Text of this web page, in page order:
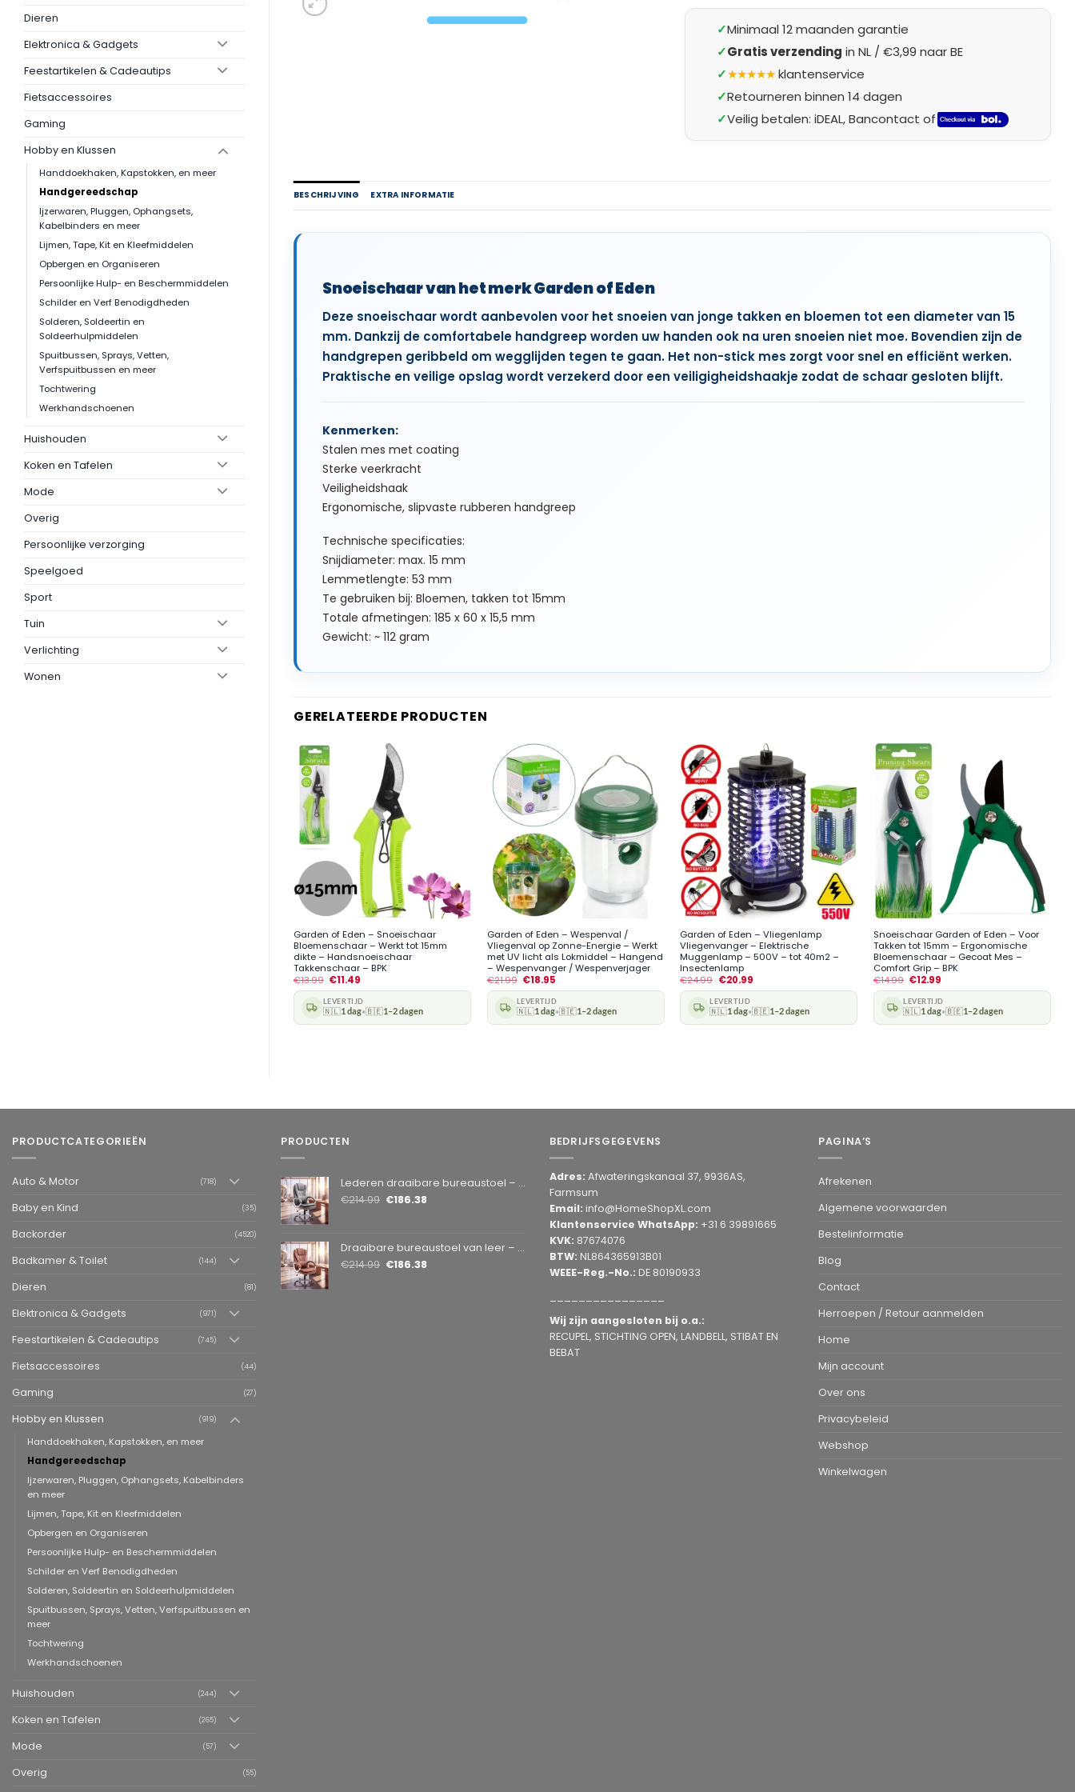
Dieren
Elektronica & Gadgets
Feestartikelen & Cadeautips
Fietsaccessoires
Gaming
Hobby en Klussen
Handdoekhaken, Kapstokken, en meer
Handgereedschap
Ijzerwaren, Pluggen, Ophangsets,
Kabelbinders en meer
Lijmen, Tape, Kit en Kleefmiddelen
Opbergen en Organiseren
Persoonlijke Hulp- en Beschermmiddelen
Schilder en Verf Benodigdheden
Solderen, Soldeertin en
Soldeerhulpmiddelen
Spuitbussen, Sprays, Vetten,
Verfspuitbussen en meer
Tochtwering
Werkhandschoenen
Huishouden
Koken en Tafelen
Mode
Overig
Persoonlijke verzorging
Speelgoed
Sport
Tuin
Verlichting
Wonen
✓Minimaal 12 maanden garantie
✓Gratis verzending in NL / €3,99 naar BE
✓★★★★★klantenservice
✓Retourneren binnen 14 dagen
✓Veilig betalen: iDEAL, Bancontact of
BESCHRIJVING EXTRA INFORMATIE
Snoeischaar van het merk Garden of Eden
Deze snoeischaar wordt aanbevolen voor het snoeien van jonge takken en bloemen tot een diameter van 15
mm. Dankzij de comfortabele handgreep worden uw handen ook na uren snoeien niet moe. Bovendien zijn de
handgrepen geribbeld om wegglijden tegen te gaan. Het non-stick mes zorgt voor snel en efficiënt werken.
Praktische en veilige opslag wordt verzekerd door een veiligigheidshaakje zodat de schaar gesloten blijft.
Kenmerken:
Stalen mes met coating
Sterke veerkracht
Veiligheidshaak
Ergonomische, slipvaste rubberen handgreep
Technische specificaties:
Snijdiameter: max. 15 mm
Lemmetlengte: 53 mm
Te gebruiken bij: Bloemen, takken tot 15mm
Totale afmetingen: 185 x 60 x 15,5 mm
Gewicht: ~ 112 gram
GERELATEERDE PRODUCTEN
Garden of Eden – Snoeischaar
Bloemenschaar – Werkt tot 15mm
dikte – Handsnoeischaar
Takkenschaar – BPK
€13.99 €11.49
LEVERTIJD
🇳🇱1 dag•🇧🇪1–2 dagen
+
Garden of Eden – Wespenval /
Vliegenval op Zonne-Energie – Werkt
met UV licht als Lokmiddel – Hangend
– Wespenvanger / Wespenverjager
€21.99 €18.95
LEVERTIJD
🇳🇱1 dag•🇧🇪1–2 dagen
+
Garden of Eden – Vliegenlamp
Vliegenvanger – Elektrische
Muggenlamp – 500V – tot 40m2 –
Insectenlamp
€24.99 €20.99
LEVERTIJD
🇳🇱1 dag•🇧🇪1–2 dagen
+
Snoeischaar Garden of Eden – Voor
Takken tot 15mm – Ergonomische
Bloemenschaar – Gecoat Mes –
Comfort Grip – BPK
€14.99 €12.99
LEVERTIJD
🇳🇱1 dag•🇧🇪1–2 dagen
PRODUCTCATEGORIEËN
Auto & Motor (718)
Baby en Kind (35)
Backorder (4520)
Badkamer & Toilet (144)
Dieren (81)
Elektronica & Gadgets (971)
Feestartikelen & Cadeautips (745)
Fietsaccessoires (44)
Gaming (27)
Hobby en Klussen (919)
Handdoekhaken, Kapstokken, en meer
Handgereedschap
Ijzerwaren, Pluggen, Ophangsets, Kabelbinders
en meer
Lijmen, Tape, Kit en Kleefmiddelen
Opbergen en Organiseren
Persoonlijke Hulp- en Beschermmiddelen
Schilder en Verf Benodigdheden
Solderen, Soldeertin en Soldeerhulpmiddelen
Spuitbussen, Sprays, Vetten, Verfspuitbussen en
meer
Tochtwering
Werkhandschoenen
Huishouden (244)
Koken en Tafelen (265)
Mode (57)
Overig (55)
PRODUCTEN
Lederen draaibare bureaustoel – Grijs 1 Stuks [BMD1107GY]
€214.99 €186.38
Draaibare bureaustoel van leer – bruin 1 Stuks [BMD1107BR]
€214.99 €186.38
BEDRIJFSGEGEVENS
Adres: Afwateringskanaal 37, 9936AS,
Farmsum
Email: info@HomeShopXL.com
Klantenservice WhatsApp: +31 6 39891665
KVK: 87674076
BTW: NL864365913B01
WEEE-Reg.-No.: DE 80190933
Wij zijn aangesloten bij o.a.:
RECUPEL, STICHTING OPEN, LANDBELL, STIBAT EN
BEBAT
PAGINA’S
Afrekenen
Algemene voorwaarden
Bestelinformatie
Blog
Contact
Herroepen / Retour aanmelden
Home
Mijn account
Over ons
Privacybeleid
Webshop
Winkelwagen